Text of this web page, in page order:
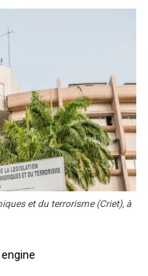
et du terrorisme (Criet), à